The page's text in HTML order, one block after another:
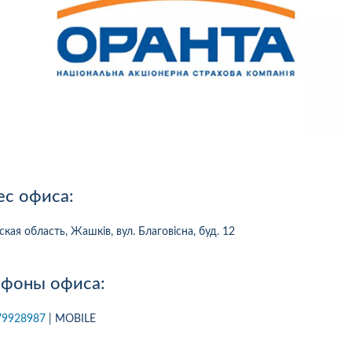
10 10 05.08.2026 19:00
офиса:
область, Жашків, вул. Благовісна, буд. 12
офиса:
| MOBILE